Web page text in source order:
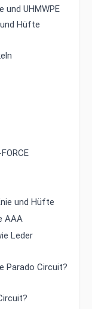
und UHMWPE
Hüfte
und Hüfte
AAA
Leder
Parado Circuit?